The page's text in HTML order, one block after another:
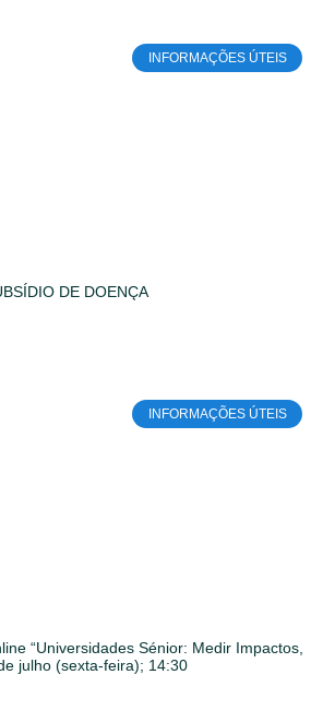
INFORMAÇÕES ÚTEIS
DE DOENÇA
INFORMAÇÕES ÚTEIS
“Universidades Sénior: Medir Impactos,
julho (sexta-feira); 14:30